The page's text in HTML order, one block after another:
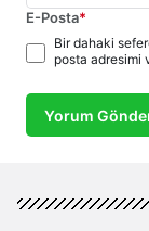
E-Posta*
Bir dahaki
posta adresimi
Yorum